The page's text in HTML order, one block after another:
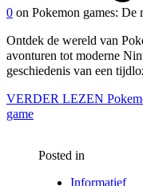
0 on Pokemon games: De
Ontdek de wereld van
avonturen tot moderne
geschiedenis van een
VERDER LEZEN
game
Posted in
Informatief